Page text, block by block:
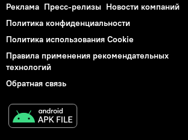
Реклама Пресс-релизы Новости компаний
Политика конфиденциальности
Политика использования Cookie
Правила применения рекомендательных
технологий
Обратная связь